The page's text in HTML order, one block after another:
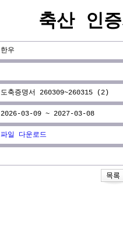
축산 인
한우
도축증명서 260309~260315 (2)
2026-03-09 ~ 2027-03-08
파일 다운로드